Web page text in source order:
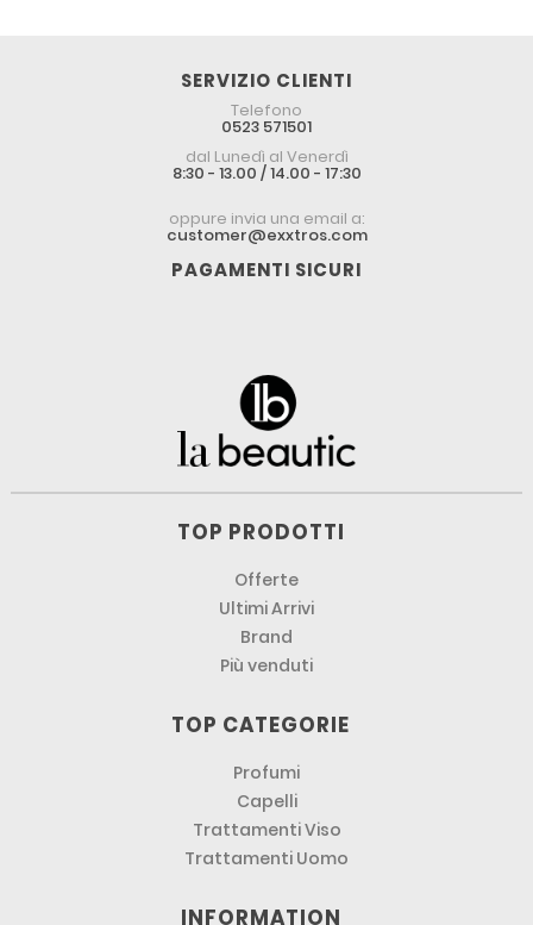
SERVIZIO CLIENTI
Telefono
0523 571501
dal Lunedì al Venerdì
8:30 - 13.00 / 14.00 - 17:30
oppure invia una email a:
customer@exxtros.com
PAGAMENTI SICURI
TOP PRODOTTI
Offerte
Ultimi Arrivi
Brand
Più venduti
TOP CATEGORIE
Profumi
Capelli
Trattamenti Viso
Trattamenti Uomo
INFORMATION